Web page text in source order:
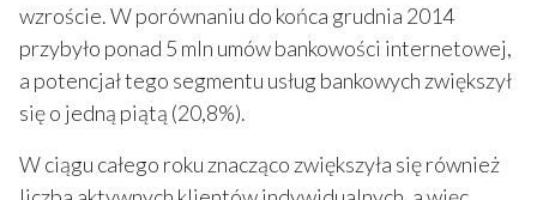
wzroście. W porównaniu do końca grudnia 2014
przybyło ponad 5 mln umów bankowości internetowej,
a potencjał tego segmentu usług bankowych zwiększył
się o jedną piątą (20,8%).
W ciągu całego roku znacząco zwiększyła się również